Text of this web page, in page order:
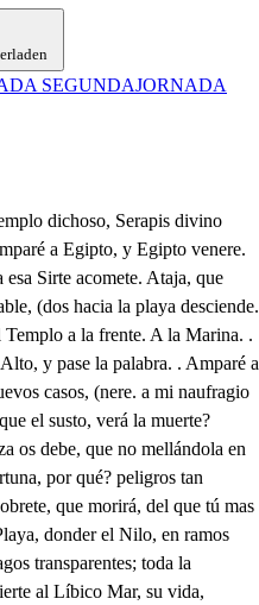
SEGUNDAJORNADA
ti, mas que en mí no me doliesen? Ya, en aquel botón Purpúreo, que el Horizonte enrojece, abriendo va el Sol, de grana, flamantes hojas ardientes. Ya la luz, que el Mar le moja, tras de esa Montaña enciende, y el rocío nos sacude, del lecho que la humudece, Ya el Mar se ve, y de mi Armada, algunas Naves ofrece, corriendo fortuna, a vista del Puerto; o hado inclemente! aún me guardabas la angustias de ver perecer mis gentes; y que mi valor constante, lo sufra, y no lo remedie? Oh Real piedad, digna solo de pechos tan excelentes! solo al dolor de mirar, perder vasallos tan fieles, no hay serenidad que baste, constancia, que no se melle: y mal pudieras, fortuna, lograr en mis altiveces, sentimientos de mujer, que tus golpes conociesen; si de Reina, las piedades, no hubieran de enternecerme. La vez primera es, que lloras. No lo extrañaras, si adviertes, que son vasallos leales, que gustosos me obedecen, y pierdo un Imperio en cada corazón, de los que mueren, a quien el amor conquista, y a quien el valor no adquiere, Lo demás, piérdase todo, que yo soy (como yo quede) mi fortuna; y este brazo, artífice de su suerte, destino hará de su mano, o que los Astros se enmienden pues aún ellos no resisten, al osado, y al prudente. Aún más recelo me causa, aquel polvo, que anochece, la mañana, ciega el Sol, y el día en arena envuelve, que aunque el ruido de timbales, y clarines, no dijese, (en aquel rumor confuso, con que la playa ensordece en ecos, que aún no pronuncian, y mormuran balbucientes) que son tropas, las que forman, parda nube, en que esconderse; no lo negarán las Armas, que en su centro resplandecen, y al Sol en la cara escupen los rayos con que él las hiere. A todo estoy ya arrestada. Pues dale vola, y que ruede. . Si me quejo, fortua, de tus reveses, tiempo vendrá, pues tiempo, (quejes: tras tiempo viene, que tú de mi constancia, tambiénte Ay, que me río fortuna de verte, a ti tan airada, y a mí tan alegre. Voz peregrina! Oh estoy en mareos, o baibenes, borracho de agua salada, que me ha acecinado el vientre: o es esta la voz de Eudosía, dable es, que el oído sueñe, que a quien pierde Eudosias, cuando no se le antojan falseres? (depende, El hacerme infelice, de ti empleando en mi vida, iras aleves; pero tu hacerme triste, sin mí, no Ay que me río, (puedes: Ay, que me río,. Repite. Qué a mi propósito canta! Esta otra vez me parece; di a mi dictamen segundo. bofeton, y confírmele: alto a buscarla, que en sustos, aún la sangre hace que altere el gozo: Yo voy, señora, haber si hallo, quien nos cuente, qué Tropas aquellas son, y qué terreno es aqueste para ampararos. . Aguarda, Soldado. . Qué, me detienes? si del oído me arrastra, aún la voz que me suspende. Esta joya de mi mano recibe, antes que te ausentes, que acaso salvo conmigo, ser circunstancia decente, del adorno de aquel día. Pues qué, señora, te mueve? Ni sé donde estoy, ni que el destino me previene, o si seré Reina ya; y antes que de serlo, deje, premiar quiero tu socorro, no haya después quien alegue, que servir supo a Tomirís, sin que Tomiris le premie: pues más sentiré esa deuda, si es que pobre llego a verme, que cuantas necesidades mi Real ánimo oprimieren. O qué abatido se mira, quien nació a dar, y no puede! y o cuanto de Soberana pierde Majestad, que debel si aún en ella los vasallos, jurisdicciones adquieren. Vivas Reina generosa, lo que la opinión del Penix, que sobre la alma de Plinio, mil siglos ha que se miente, que con tal acción, no es mucho; que fobre las almas Reines, pues las de los Nobles, solo a beneficios se venden: vuelvo en estando informado. Que la fortuna me eche del Trono, vaya; mas no, que yo misma le confiese jurisdicción; pues ya deja, sin que otra fuerza la apremie, de ser Reina por su mano, quien no paga a quien merece Hacia aquí el paso dirigo vaga tropa de mujeres, si errante Coro de Ninfas, no le juzgo, al ver que mezclen músicos, y ven atorios instrumentos. Esconderme será fuerza, hasta que pasen entre las frondosas redes, que de Adelfas, y de Juncos, bárbara guirnalda tejen, que sobre canas de espuma, ciñen al Nilo las sienes; y así, hasta observar mejor, si de ellas puedo valerme, ven. . Ya te sigo. , . , s, Prosigue, que la letra me divierte. No son tanto tus iras, como tú quieres, que solo las gradua, el que las siente, y está en mi mano